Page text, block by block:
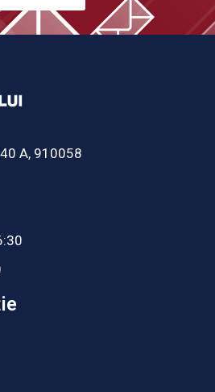
A, 910058